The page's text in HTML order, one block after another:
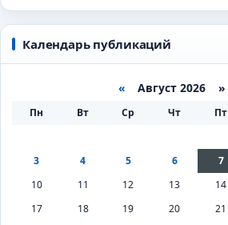
Календарь публикаций
«Август 2026 »
Пн Вт Ср Чт Пт
3
4 5 6 7
10
11 12 13 14
17
18 19 20 21